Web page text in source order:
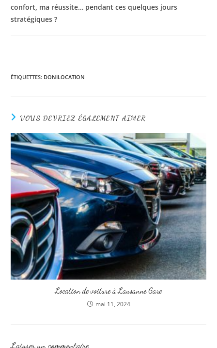
confort, ma réussite… pendant ces quelques jours
stratégiques ?
ÉTIQUETTES: DONILOCATION
VOUS DEVRIEZ ÉGALEMENT AIMER
Location de voiture à Lausanne Gare
mai 11, 2024
Laisser un commentaire